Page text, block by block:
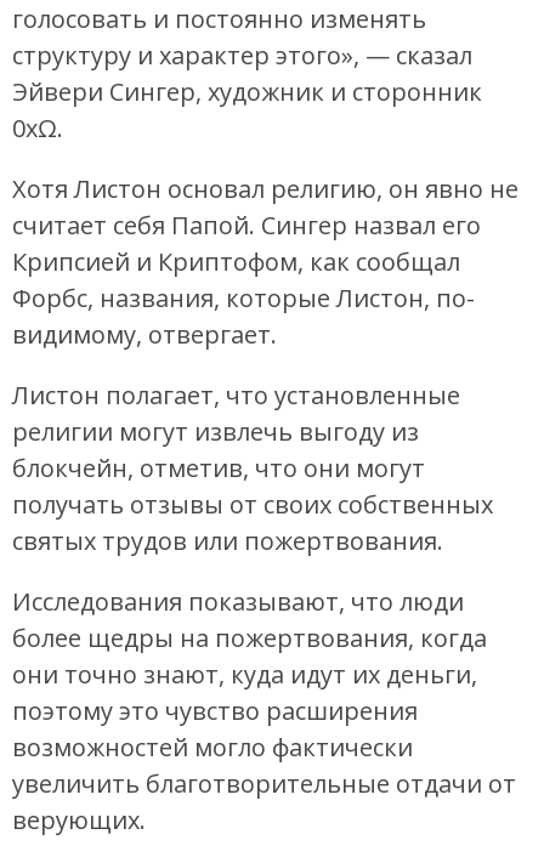
голосовать и постоянно изменять
структуру и характер этого», — сказал
Эйвери Сингер, художник и сторонник
0xΩ.
Хотя Листон основал религию, он явно не
считает себя Папой. Сингер назвал его
Крипсией и Криптофом, как сообщал
Форбс, названия, которые Листон, по-
видимому, отвергает.
Листон полагает, что установленные
религии могут извлечь выгоду из
блокчейн, отметив, что они могут
получать отзывы от своих собственных
святых трудов или пожертвования.
Исследования показывают, что люди
более щедры на пожертвования, когда
они точно знают, куда идут их деньги,
поэтому это чувство расширения
возможностей могло фактически
увеличить благотворительные отдачи от
верующих.